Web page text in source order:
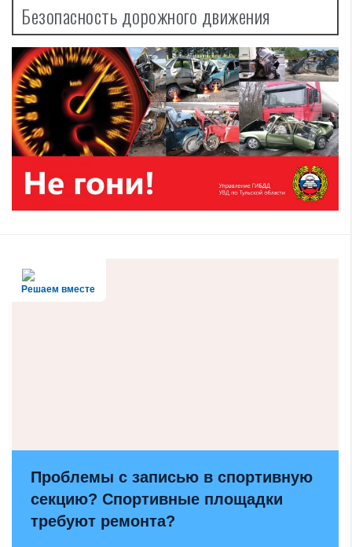
Безопасность дорожного движения
Решаем вместе
Проблемы с записью в спортивную
секцию? Спортивные площадки
требуют ремонта?